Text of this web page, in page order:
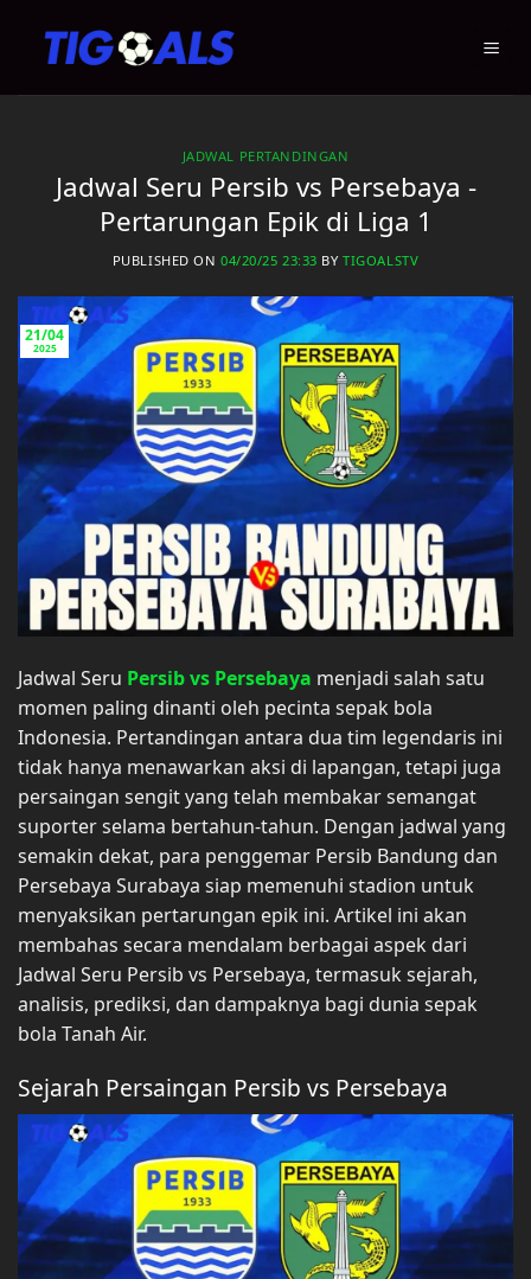
JADWAL PERTANDINGAN
Jadwal Seru Persib vs Persebaya -
Pertarungan Epik di Liga 1
PUBLISHED ON04/20/25 23:33 BYTIGOALSTV
21/04
2025
Jadwal Seru Persib vs Persebaya menjadi salah satu
momen paling dinanti oleh pecinta sepak bola
Indonesia. Pertandingan antara dua tim legendaris ini
tidak hanya menawarkan aksi di lapangan, tetapi juga
persaingan sengit yang telah membakar semangat
suporter selama bertahun-tahun. Dengan jadwal yang
semakin dekat, para penggemar Persib Bandung dan
Persebaya Surabaya siap memenuhi stadion untuk
menyaksikan pertarungan epik ini. Artikel ini akan
membahas secara mendalam berbagai aspek dari
Jadwal Seru Persib vs Persebaya, termasuk sejarah,
analisis, prediksi, dan dampaknya bagi dunia sepak
bola Tanah Air.
Sejarah Persaingan Persib vs Persebaya